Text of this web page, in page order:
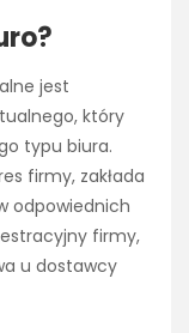
jest
który
typu biura.
firmy, zakłada
odpowiednich
firmy,
u dostawcy